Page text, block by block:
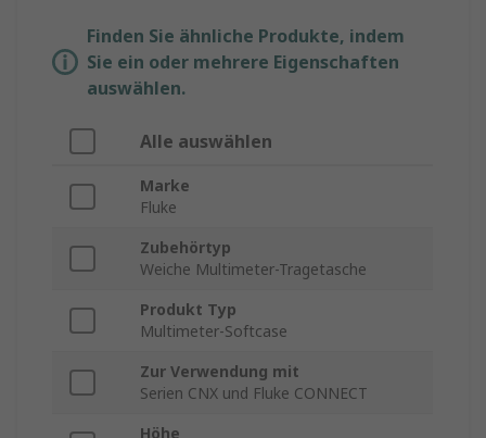
Finden Sie ähnliche Produkte, indem
Sie ein oder mehrere Eigenschaften
auswählen.
Alle auswählen
Marke
Fluke
Zubehörtyp
Weiche Multimeter-Tragetasche
Produkt Typ
Multimeter-Softcase
Zur Verwendung mit
Serien CNX und Fluke CONNECT
Höhe